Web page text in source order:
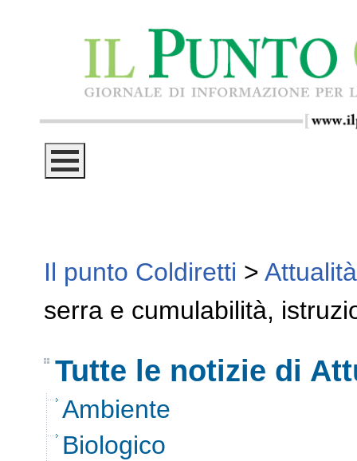
Il punto Coldiretti > Attualità
serra e cumulabilità,
Tutte le notizie di
Ambiente
Biologico